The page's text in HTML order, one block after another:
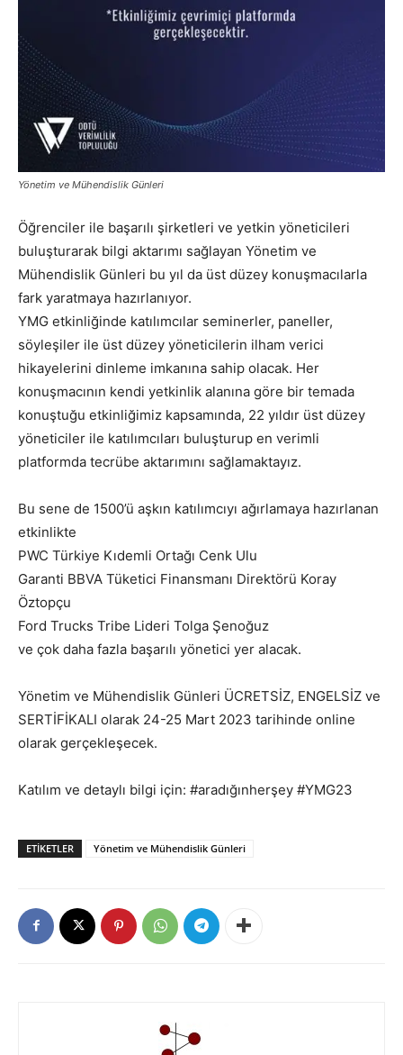
Yönetim ve Mühendislik Günleri
Öğrenciler ile başarılı şirketleri ve yetkin yöneticileri
buluşturarak bilgi aktarımı sağlayan Yönetim ve
Mühendislik Günleri bu yıl da üst düzey konuşmacılarla
fark yaratmaya hazırlanıyor.
YMG etkinliğinde katılımcılar seminerler, paneller,
söyleşiler ile üst düzey yöneticilerin ilham verici
hikayelerini dinleme imkanına sahip olacak. Her
konuşmacının kendi yetkinlik alanına göre bir temada
konuştuğu etkinliğimiz kapsamında, 22 yıldır üst düzey
yöneticiler ile katılımcıları buluşturup en verimli
platformda tecrübe aktarımını sağlamaktayız.
Bu sene de 1500’ü aşkın katılımcıyı ağırlamaya hazırlanan
etkinlikte
PWC Türkiye Kıdemli Ortağı Cenk Ulu
Garanti BBVA Tüketici Finansmanı Direktörü Koray
Öztopçu
Ford Trucks Tribe Lideri Tolga Şenoğuz
ve çok daha fazla başarılı yönetici yer alacak.
Yönetim ve Mühendislik Günleri ÜCRETSİZ, ENGELSİZ ve
SERTİFİKALI olarak 24-25 Mart 2023 tarihinde online
olarak gerçekleşecek.
Katılım ve detaylı bilgi için: #aradığınherşey #YMG23
ETIKETLER Yönetim ve Mühendislik Günleri